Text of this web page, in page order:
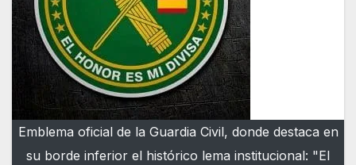
Emblema oficial de la Guardia Civil, donde destaca en
su borde inferior el histórico lema institucional: "El